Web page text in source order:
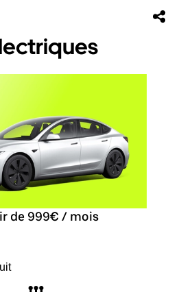
de 999€ / mois